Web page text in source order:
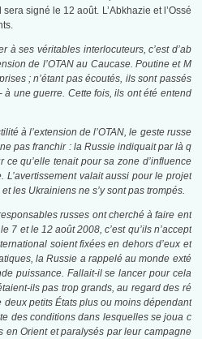
signé le 12 août. L’Abkhazie et l’Ossé
à ses véritables interlocuteurs, c’est d’ab
de l’OTAN au Caucase. Poutine et M
; n’étant pas écoutés, ils sont passés
une guerre. Cette fois, ils ont été entend
à l’extension de l’OTAN, le geste russe
pas franchir : la Russie indiquait par là q
ce qu’elle tenait pour sa zone d’influence
L’avertissement valait aussi pour le projet
et les Ukrainiens ne s’y sont pas trompés.
russes ont cherché à faire ent
7 et le 12 août 2008, c’est qu’ils n’accept
soient fixées en dehors d’eux et
la Russie a rappelé au monde exté
puissance. Fallait-il se lancer pour cela
ils pas trop grands, au regard des ré
petits États plus ou moins dépendant
des conditions dans lesquelles se joua c
en Orient et paralysés par leur campagne